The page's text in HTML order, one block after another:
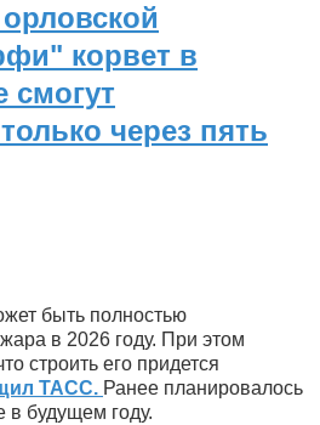
корвет в
смогут
через пять
быть полностью
в 2026 году. При этом
строить его придется
ТАСС. Ранее планировалось
в будущем году.